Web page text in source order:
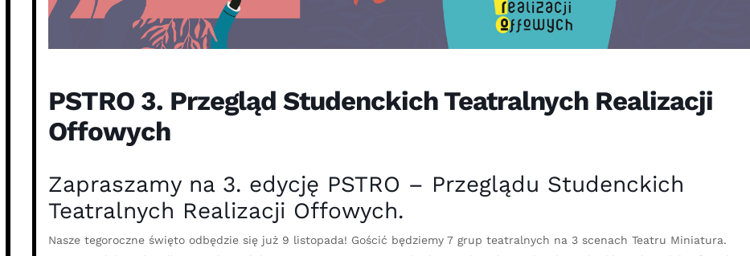
PSTRO 3. Przegląd Studenckich Teatralnych Realizacji
Offowych
Zapraszamy na 3. edycję PSTRO – Przeglądu Studenckich
Teatralnych Realizacji Offowych.
Nasze tegoroczne święto odbędzie się już 9 listopada! Gościć będziemy 7 grup teatralnych na 3 scenach Teatru Miniatura.